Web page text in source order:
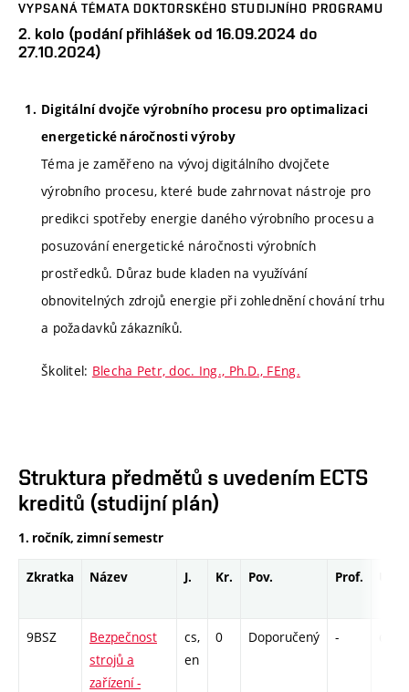
VYPSANÁ TÉMATA DOKTORSKÉHO STUDIJNÍHO PROGRAMU
2. kolo (podání přihlášek od 16.09.2024 do
27.10.2024)
Digitální dvojče výrobního procesu pro optimalizaci
energetické náročnosti výroby
Téma je zaměřeno na vývoj digitálního dvojčete
výrobního procesu, které bude zahrnovat nástroje pro
predikci spotřeby energie daného výrobního procesu a
posuzování energetické náročnosti výrobních
prostředků. Důraz bude kladen na využívání
obnovitelných zdrojů energie při zohlednění chování trhu
a požadavků zákazníků.
Školitel: Blecha Petr, doc. Ing., Ph.D., FEng.
Struktura předmětů s uvedením ECTS
kreditů (studijní plán)
1. ročník, zimní semestr
Zkratka Název J. Kr. Pov. Prof.
9BSZ
Bezpečnost
strojů a
zařízení -
cs,
en
0 Doporučený -